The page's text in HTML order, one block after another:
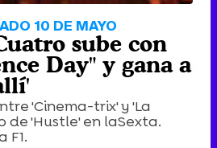
10 DE MAYO
sube con
Day" y gana a
'Cinema-trix' y 'La
de 'Hustle' en laSexta.
F1.